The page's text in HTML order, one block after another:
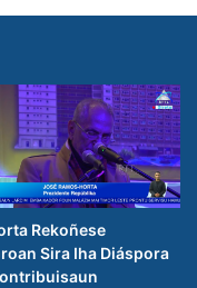
Rekoñese
Sira Iha Diáspora